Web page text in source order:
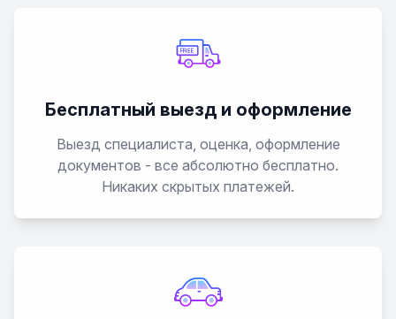
Бесплатный выезд и оформление
Выезд специалиста, оценка, оформление
документов - все абсолютно бесплатно.
Никаких скрытых платежей.